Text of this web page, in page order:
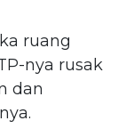
ruang
nya rusak
dan